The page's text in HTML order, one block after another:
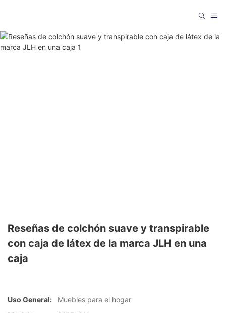
Reseñas de colchón suave y transpirable
con caja de látex de la marca JLH en una
caja
Uso General:
Muebles para el hogar